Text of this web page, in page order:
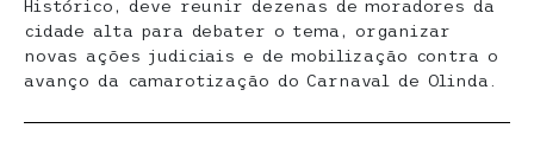
Histórico, deve reunir dezenas de moradores da
cidade alta para debater o tema, organizar
novas ações judiciais e de mobilização contra o
avanço da camarotização do Carnaval de Olinda.